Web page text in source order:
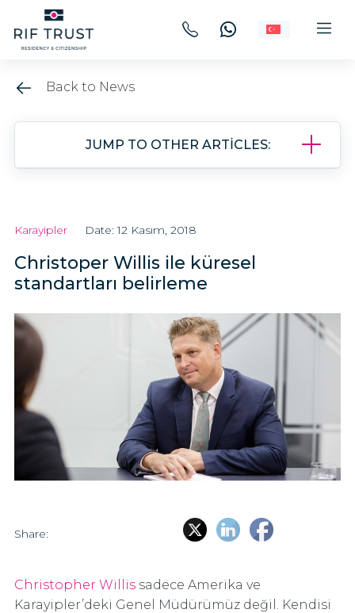
Back to News
JUMP TO OTHER ARTICLES:
Karayipler Date: 12 Kasım, 2018
Christoper Willis ile küresel
standartları belirleme
Share:
Christopher Willis sadece Amerika ve
Karayipler’deki Genel Müdürümüz değil. Kendisi